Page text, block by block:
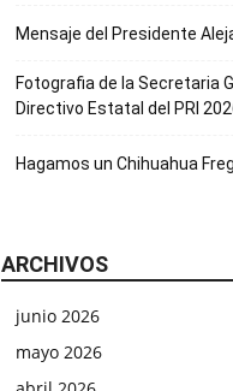
Mensaje del Presidente
Fotografia de la Secretaria
Directivo Estatal del PRI
Hagamos un Chihuahua
ARCHIVOS
junio 2026
mayo 2026